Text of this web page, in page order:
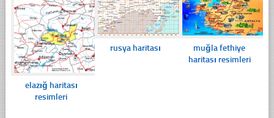
elazığ haritası
resimleri
rusya haritası
muğla fethiye
haritası resimleri